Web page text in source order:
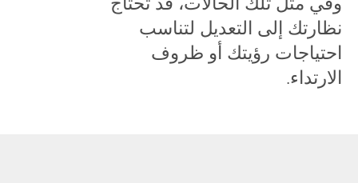
نظارتك إلى التعديل لتناسب
احتياجات رؤيتك أو ظروف
الارتداء.